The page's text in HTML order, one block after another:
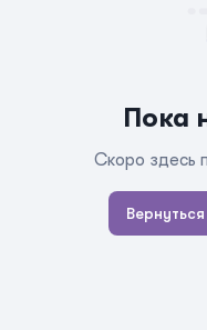
Пока
Скоро здесь